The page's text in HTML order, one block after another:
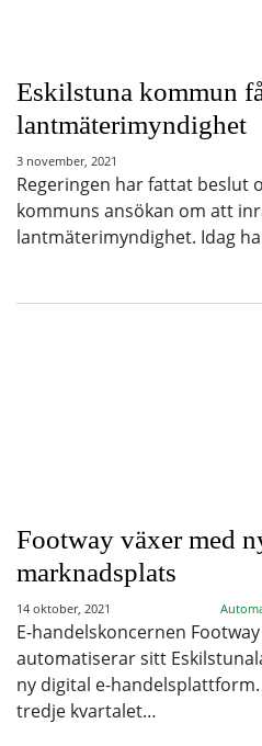
Eskilstuna kommun
lantmäterimyndighet
3 november, 2021
Regeringen har fattat beslut
kommuns ansökan om att
lantmäterimyndighet. Idag
Footway växer med
marknadsplats
14 oktober, 2021
E-handelskoncernen
automatiserar sitt
ny digital e-
tredje kvartalet…